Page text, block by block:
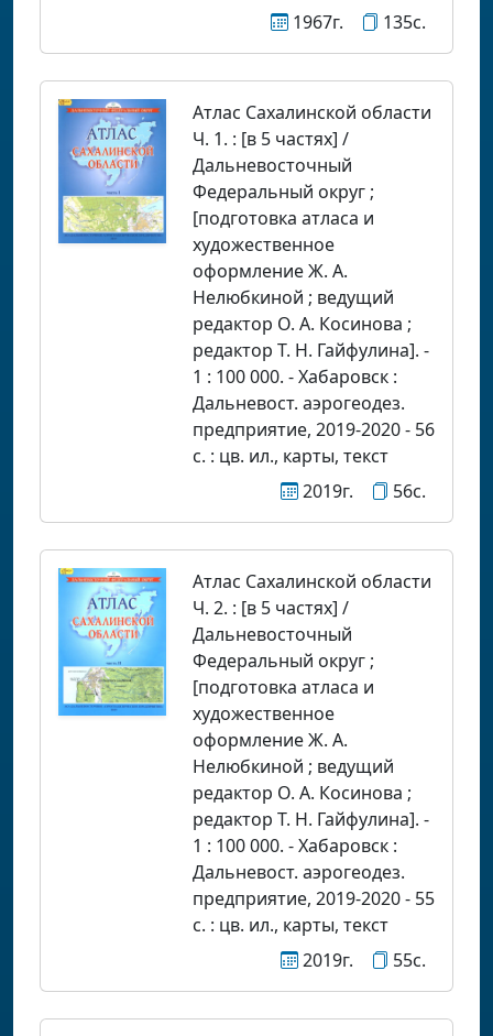
1967г.
135с.
Атлас Сахалинской области
Ч. 1. : [в 5 частях] /
Дальневосточный
Федеральный округ ;
[подготовка атласа и
художественное
оформление Ж. А.
Нелюбкиной ; ведущий
редактор О. А. Косинова ;
редактор Т. Н. Гайфулина]. -
1 : 100 000. - Хабаровск :
Дальневост. аэрогеодез.
предприятие, 2019-2020 - 56
с. : цв. ил., карты, текст
2019г.
56с.
Атлас Сахалинской области
Ч. 2. : [в 5 частях] /
Дальневосточный
Федеральный округ ;
[подготовка атласа и
художественное
оформление Ж. А.
Нелюбкиной ; ведущий
редактор О. А. Косинова ;
редактор Т. Н. Гайфулина]. -
1 : 100 000. - Хабаровск :
Дальневост. аэрогеодез.
предприятие, 2019-2020 - 55
с. : цв. ил., карты, текст
2019г.
55с.